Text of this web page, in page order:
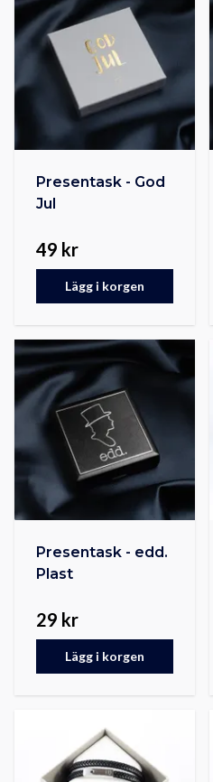
Presentask - God
Jul
49 kr
Lägg i korgen
Presentask - edd.
Plast
29 kr
Lägg i korgen